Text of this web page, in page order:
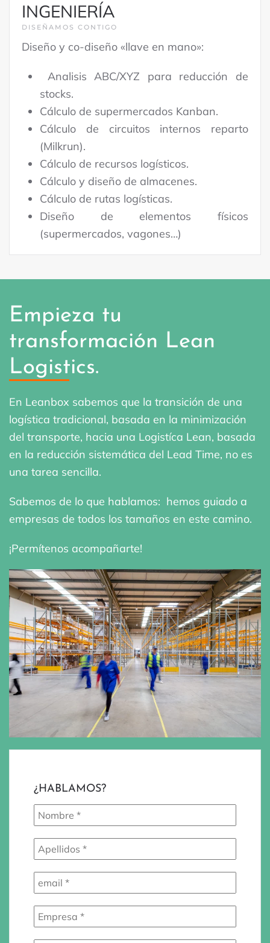
INGENIERÍA
DISEÑAMOS CONTIGO
Diseño y co-diseño «llave en mano»:
Analisis ABC/XYZ para reducción de
stocks.
Cálculo de supermercados Kanban.
Cálculo de circuitos internos reparto
(Milkrun).
Cálculo de recursos logísticos.
Cálculo y diseño de almacenes.
Cálculo de rutas logísticas.
Diseño de elementos físicos
(supermercados, vagones…)
Empieza tu
transformación Lean
Logistics.
En Leanbox sabemos que la transición de una
logística tradicional, basada en la minimización
del transporte, hacia una Logistíca Lean, basada
en la reducción sistemática del Lead Time, no es
una tarea sencilla.
Sabemos de lo que hablamos: hemos guiado a
empresas de todos los tamaños en este camino.
¡Permítenos acompañarte!
AMPLIAR
¿HABLAMOS?